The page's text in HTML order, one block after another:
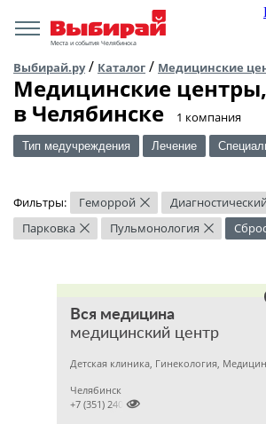
Места и события Челябинска
Выбирай.ру/ Каталог / Медицинские
Медицинские
в Челябинске
​1 компания
Тип медучреждения Лечение
Фильтры: Геморрой ×
Парковка × Пульмонология ×
Вся медицина
медицинский центр
Детская клиника, Гинекология,
Челябинск

+7 (351) 2400303